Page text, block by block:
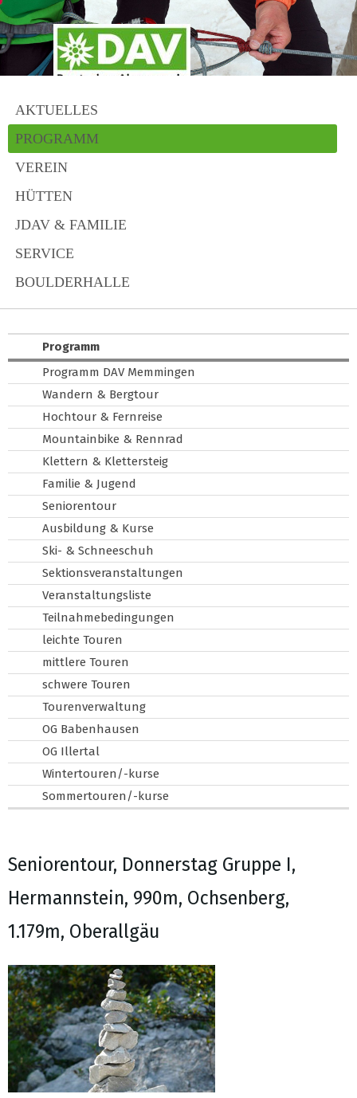
AKTUELLES
PROGRAMM
VEREIN
HÜTTEN
JDAV & FAMILIE
SERVICE
BOULDERHALLE
Programm
Programm DAV Memmingen
Wandern & Bergtour
Hochtour & Fernreise
Mountainbike & Rennrad
Klettern & Klettersteig
Familie & Jugend
Seniorentour
Ausbildung & Kurse
Ski- & Schneeschuh
Sektionsveranstaltungen
Veranstaltungsliste
Teilnahmebedingungen
leichte Touren
mittlere Touren
schwere Touren
Tourenverwaltung
OG Babenhausen
OG Illertal
Wintertouren/-kurse
Sommertouren/-kurse
Seniorentour, Donnerstag Gruppe I,
Hermannstein, 990m, Ochsenberg,
1.179m, Oberallgäu